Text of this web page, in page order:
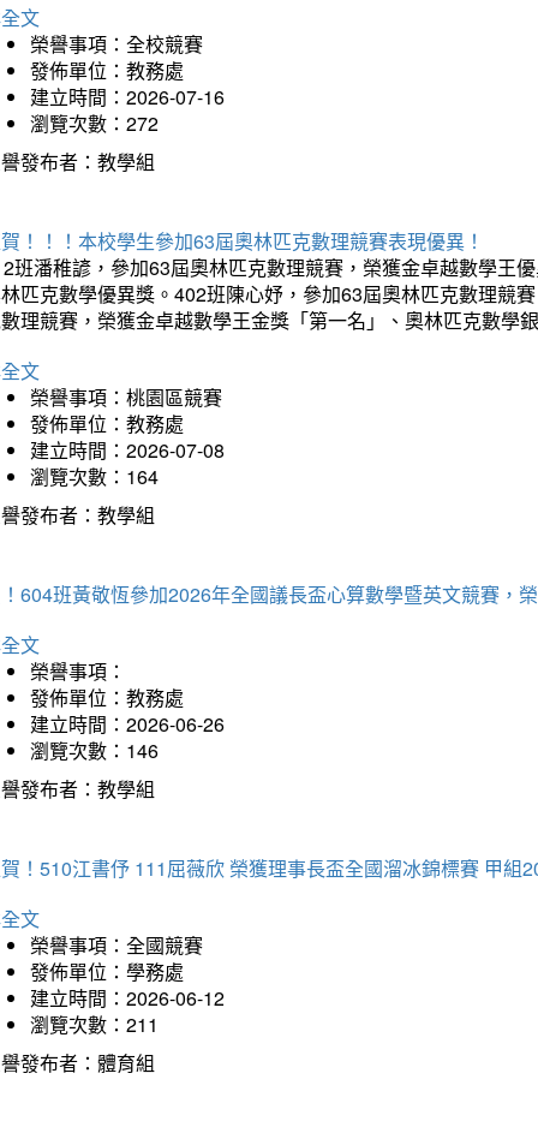
文
榮譽事項：全校競賽
發佈單位：教務處
建立時間：2026-07-16
瀏覽次數：272
發布者：教學組
！！！本校學生參加63屆奧林匹克數理競賽表現優異！
班潘稚諺，參加63屆奧林匹克數理競賽，榮獲金卓越數學王
匹克數學優異獎。402班陳心妤，參加63屆奧林匹克數理競
理競賽，榮獲金卓越數學王金獎「第一名」、奧林匹克數學
文
榮譽事項：桃園區競賽
發佈單位：教務處
建立時間：2026-07-08
瀏覽次數：164
發布者：教學組
604班黃敬恆參加2026年全國議長盃心算數學暨英文競賽，
文
榮譽事項：
發佈單位：教務處
建立時間：2026-06-26
瀏覽次數：146
發布者：教學組
！510江書伃 111屈薇欣 榮獲理事長盃全國溜冰錦標賽 甲組
文
榮譽事項：全國競賽
發佈單位：學務處
建立時間：2026-06-12
瀏覽次數：211
發布者：體育組